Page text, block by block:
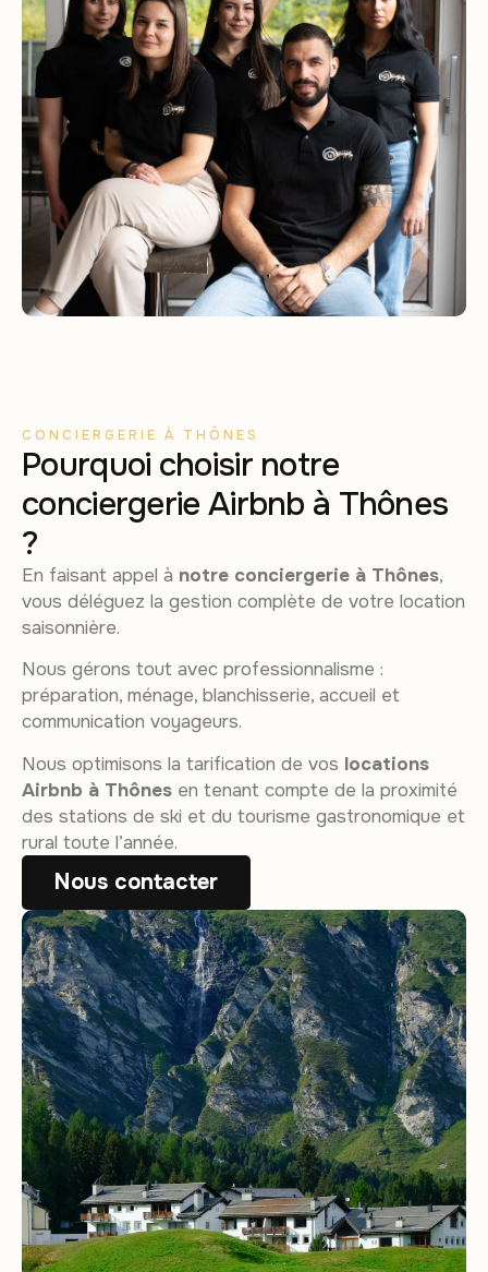
CONCIERGERIE À THÔNES
Pourquoi choisir notre
conciergerie Airbnb à Thônes
?
En faisant appel à notre conciergerie à Thônes,
vous déléguez la gestion complète de votre location
saisonnière.
Nous gérons tout avec professionnalisme :
préparation, ménage, blanchisserie, accueil et
communication voyageurs.
Nous optimisons la tarification de vos locations
Airbnb à Thônes en tenant compte de la proximité
des stations de ski et du tourisme gastronomique et
rural toute l’année.
Nous contacter